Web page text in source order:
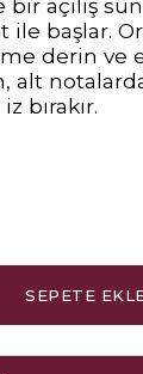
bir açılış
ile başlar.
derin ve
alt
bırakır.